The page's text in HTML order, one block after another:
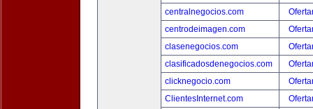
centralnegocios.com
centrodeimagen.com
clasenegocios.com
clasificadosdenegocios.com
clicknegocio.com
ClientesInternet.com